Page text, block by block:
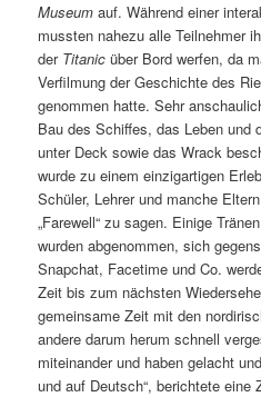
Museum auf. Während einer
mussten nahezu alle Teilnehmer
der Titanic über Bord werfen, da
Verfilmung der Geschichte des
genommen hatte. Sehr
Bau des Schiffes, das Leben und
unter Deck sowie das Wrack
wurde zu einem einzigartigen
Schüler, Lehrer und manche
„Farewell“ zu sagen. Einige
wurden abgenommen, sich
Snapchat, Facetime und Co.
Zeit bis zum nächsten
gemeinsame Zeit mit den
andere darum herum schnell
miteinander und haben gelacht
und auf Deutsch“, berichtete eine